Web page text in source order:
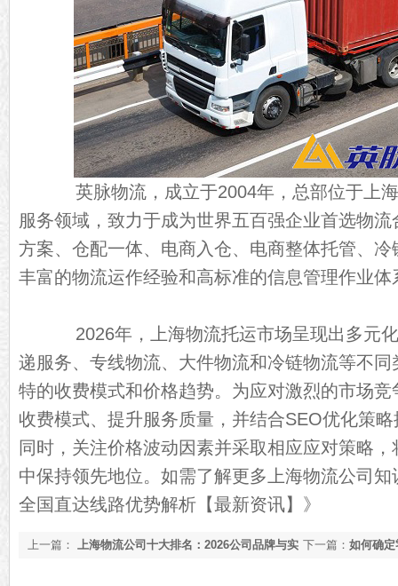
英脉物流，成立于2004年，总部位于上海
服务领域，致力于成为世界五百强企业首选物
方案、仓配一体、电商入仓、电商整体托管、
丰富的物流运作经验和高标准的信息管理作业体
2026年，上海物流托运市场呈现出多元化
递服务、专线物流、大件物流和冷链物流等不
特的收费模式和价格趋势。为应对激烈的市场
收费模式、提升服务质量，并结合SEO优化策
同时，关注价格波动因素并采取相应应对策略
中保持领先地位。如需了解更多上海物流公司知
全国直达线路优势解析【最新资讯】》
下一篇： 如何确
上一篇： 上海物流公司十大排名：2026公司品牌与实